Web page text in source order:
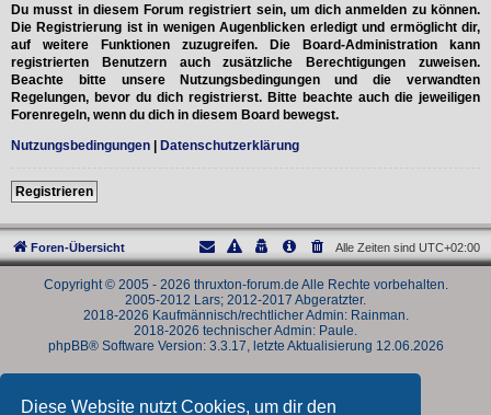
Diese Website nutzt Cookies, um dir den
Du musst in diesem Forum registriert sein, um dich anmelden zu können.
Die Registrierung ist in wenigen Augenblicken erledigt und ermöglicht dir,
auf weitere Funktionen zuzugreifen. Die Board-Administration kann
registrierten Benutzern auch zusätzliche Berechtigungen zuweisen.
Beachte bitte unsere Nutzungsbedingungen und die verwandten
Regelungen, bevor du dich registrierst. Bitte beachte auch die jeweiligen
Forenregeln, wenn du dich in diesem Board bewegst.
Nutzungsbedingungen | Datenschutzerklärung
Registrieren
Foren-Übersicht Alle Zeiten sind UTC+02:00
Copyright © 2005 - 2026 thruxton-forum.de Alle Rechte vorbehalten.
2005-2012 Lars; 2012-2017 Abgeratzter.
2018-2026 Kaufmännisch/rechtlicher Admin: Rainman.
2018-2026 technischer Admin: Paule.
phpBB® Software Version: 3.3.17, letzte Aktualisierung 12.06.2026
Deutsche Übersetzung durchphpBB.de